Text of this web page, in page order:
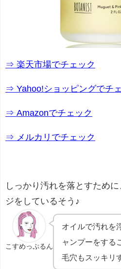
⇒ 楽天市場でチェック
⇒ Yahoo!ショッピングでチ
⇒ Amazonでチェック
⇒ メルカリでチェック
しっかり汚れを落とすため
ジをしているそう♪
こすめっぷるん
オイルで汚れを
ャンプーをする
毛穴もスッキリ